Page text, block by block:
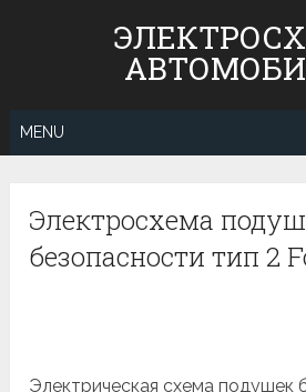
MENU
Электросхема
безопасности тип 2
Электрическая схема подушек